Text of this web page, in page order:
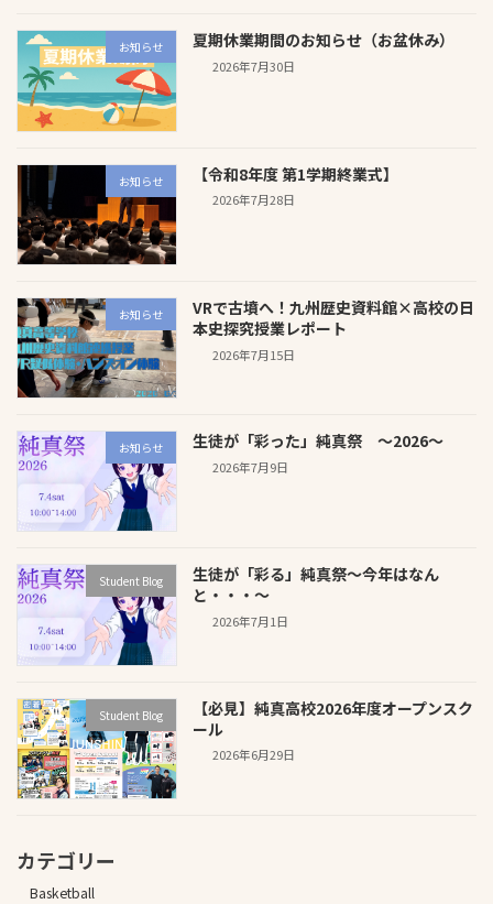
お知らせ 夏期休業期間のお知らせ（お盆休み）
2026年7月30日
お知らせ 【令和8年度 第1学期終業式】
2026年7月28日
お知らせ
VRで古墳へ！九州歴史資料館×高校の日
本史探究授業レポート
2026年7月15日
お知らせ 生徒が「彩った」純真祭 ～2026～
2026年7月9日
Student Blog
生徒が「彩る」純真祭～今年はなん
と・・・～
2026年7月1日
Student Blog
【必見】純真高校2026年度オープンスク
ール
2026年6月29日
カテゴリー
Basketball